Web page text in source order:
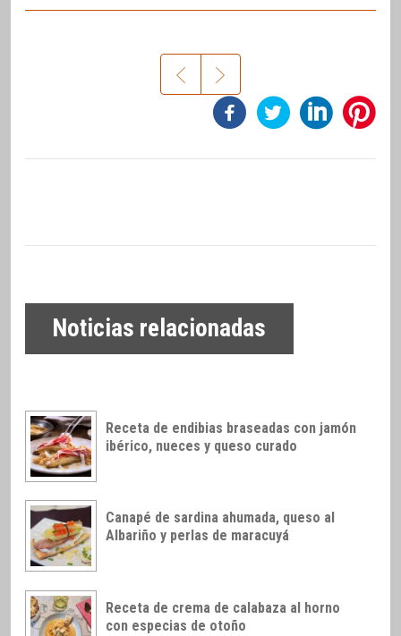
Noticias relacionadas
Receta de endibias braseadas con jamón
ibérico, nueces y queso curado
Canapé de sardina ahumada, queso al
Albariño y perlas de maracuyá
Receta de crema de calabaza al horno
con especias de otoño